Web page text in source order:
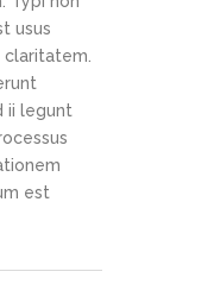
usus
ii legunt
est